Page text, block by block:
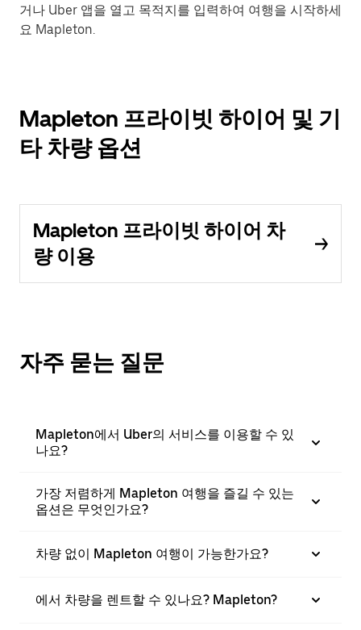
거나 Uber 앱을 열고 목적지를 입력하여 여행을 시작하세
요 Mapleton.
Mapleton 프라이빗 하이어 및 기
타 차량 옵션
Mapleton 프라이빗 하이어 차
량 이용
자주 묻는 질문
Mapleton에서 Uber의 서비스를 이용할 수 있
나요?
가장 저렴하게 Mapleton 여행을 즐길 수 있는
옵션은 무엇인가요?
차량 없이 Mapleton 여행이 가능한가요?
에서 차량을 렌트할 수 있나요? Mapleton?